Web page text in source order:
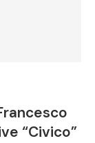
“Civico”